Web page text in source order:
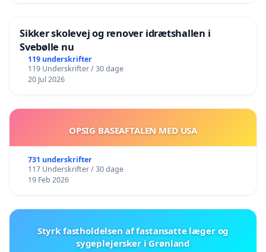
Sikker skolevej og renover idrætshallen i
Svebølle nu
119 underskrifter
119 Underskrifter / 30 dage
20 Jul 2026
OPSIG BASEAFTALEN MED USA
731 underskrifter
117 Underskrifter / 30 dage
19 Feb 2026
Styrk fastholdelsen af fastansatte læger og
sygeplejersker i Grønland